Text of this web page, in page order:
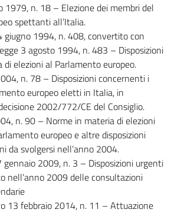
1979, n. 18 – Elezione dei membri del
spettanti all’Italia.
giugno 1994, n. 408, convertito con
3 agosto 1994, n. 483 – Disposizioni
elezioni al Parlamento europeo.
n. 78 – Disposizioni concernenti i
europeo eletti in Italia, in
2002/772/CE del Consiglio.
n. 90 – Norme in materia di elezioni
europeo e altre disposizioni
da svolgersi nell’anno 2004.
2009, n. 3 – Disposizioni urgenti
nell’anno 2009 delle consultazioni
13 febbraio 2014, n. 11 – Attuazione